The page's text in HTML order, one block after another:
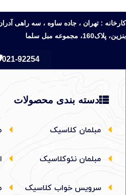
کارخانه : تهران ، جاده ساوه ، سه راهی
بنزین، پلاک160، مجموعه مبل سلما
021-92254
دسته بندی محصولات
مبلمان کلاسیک
مبلمان نئوکلاسیک
سرویس خواب کلاسیک